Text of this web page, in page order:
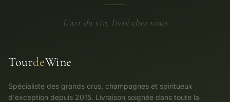
L'art du vin, livré chez vous
TourdeWine
Spécialiste des grands crus, champagnes et spiritueux
d'exception depuis 2015. Livraison soignée dans toute la